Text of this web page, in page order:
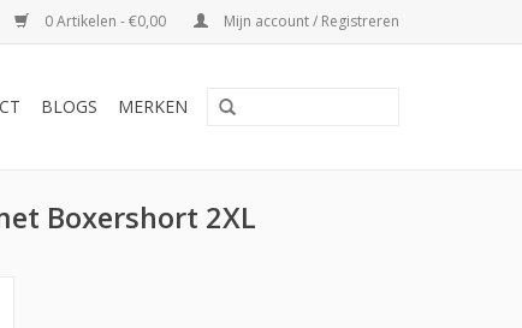
0 Artikelen - €0,00 Mijn account / Registreren
BLOGS MERKEN
Boxershort 2XL